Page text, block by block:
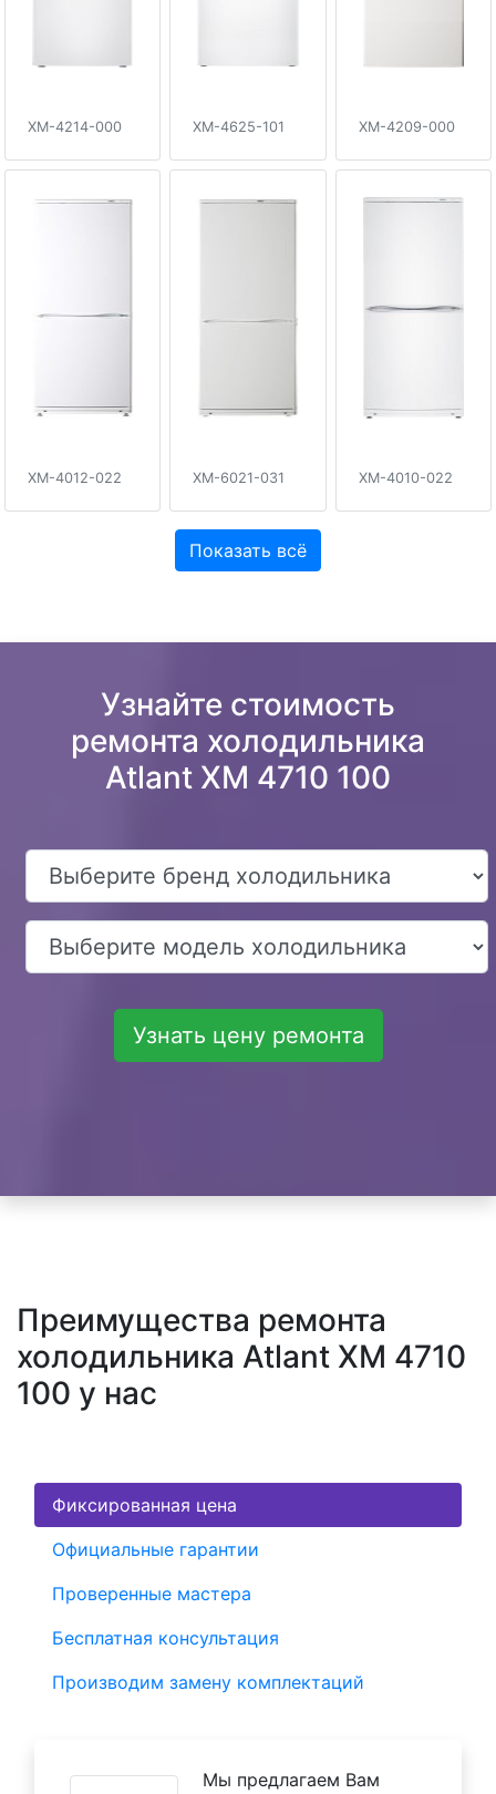
XM-4214-000 XM-4625-101 XM-4209-000
XM-4012-022 XM-6021-031 XM-4010-022
Показать всё
Узнайте стоимость
ремонта холодильника
Atlant XM 4710 100
Узнать цену ремонта
Преимущества ремонта
холодильника Atlant XM 4710
100 у нас
Фиксированная цена
Официальные гарантии
Проверенные мастера
Бесплатная консультация
Производим замену комплектаций
Мы предлагаем Вам